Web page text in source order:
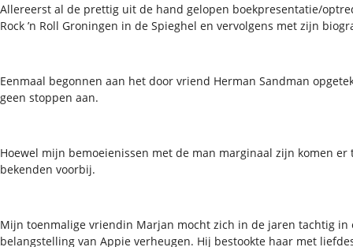
Allereerst al de prettig uit de hand gelopen boekpresentatie/
Rock ’n Roll Groningen in de Spieghel en vervolgens met zijn
Eenmaal begonnen aan het door vriend Herman Sandman
geen stoppen aan.
Hoewel mijn bemoeienissen met de man marginaal zijn komen
bekenden voorbij.
Mijn toenmalige vriendin Marjan mocht zich in de jaren tachtig in
belangstelling van Appie verheugen. Hij bestookte haar met